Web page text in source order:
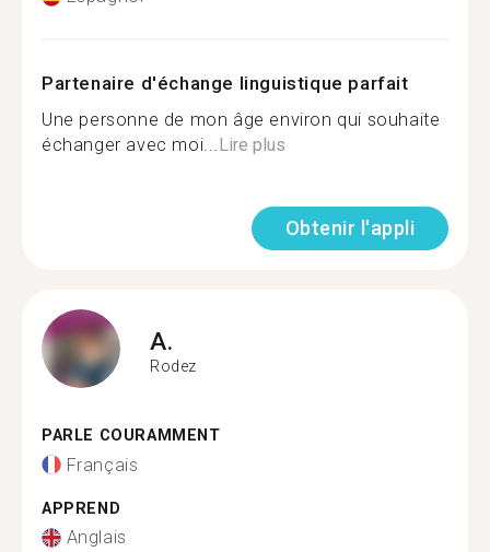
Partenaire d'échange linguistique parfait
Une personne de mon âge environ qui souhaite
échanger avec moi...Lire plus
Obtenir l'appli
A.
Rodez
PARLE COURAMMENT
Français
APPREND
Anglais